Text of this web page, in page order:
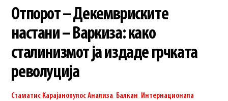
Отпорот – Декемвриските
настани – Варкиза: како
сталинизмот ја издаде грчката
револуција
Стаматис Карајанопулос Анализа Балкан Интернационала